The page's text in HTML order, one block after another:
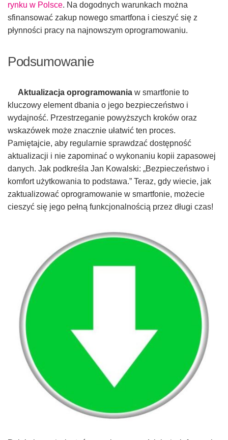
rynku w Polsce. Na dogodnych warunkach można
sfinansować zakup nowego smartfona i cieszyć się z
płynności pracy na najnowszym oprogramowaniu.
Podsumowanie
Aktualizacja oprogramowania w smartfonie to
kluczowy element dbania o jego bezpieczeństwo i
wydajność. Przestrzeganie powyższych kroków oraz
wskazówek może znacznie ułatwić ten proces.
Pamiętajcie, aby regularnie sprawdzać dostępność
aktualizacji i nie zapominać o wykonaniu kopii zapasowej
danych. Jak podkreśla Jan Kowalski: „Bezpieczeństwo i
komfort użytkowania to podstawa.” Teraz, gdy wiecie, jak
zaktualizować oprogramowanie w smartfonie, możecie
cieszyć się jego pełną funkcjonalnością przez długi czas!